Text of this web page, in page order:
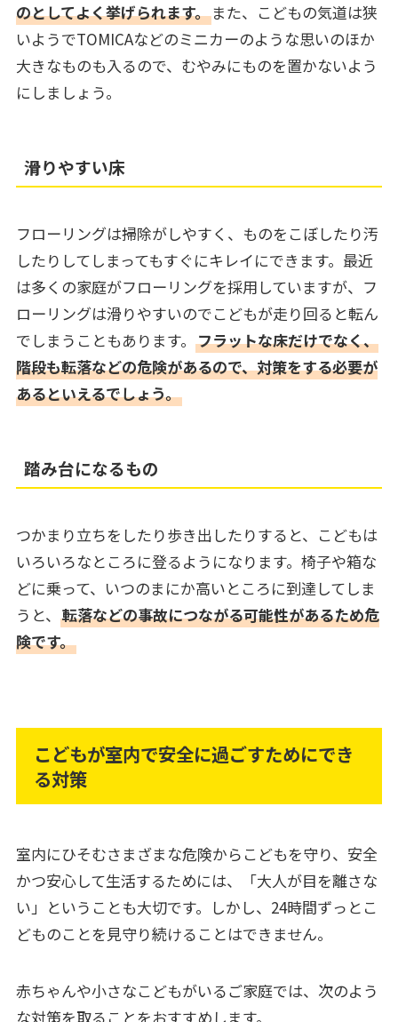
のとしてよく挙げられます。また、こどもの気道は狭
いようでTOMICAなどのミニカーのような思いのほか
大きなものも入るので、むやみにものを置かないよう
にしましょう。
滑りやすい床
フローリングは掃除がしやすく、ものをこぼしたり汚
したりしてしまってもすぐにキレイにできます。最近
は多くの家庭がフローリングを採用していますが、フ
ローリングは滑りやすいのでこどもが走り回ると転ん
でしまうこともあります。 フラットな床だけでなく、
階段も転落などの危険があるので、対策をする必要が
あるといえるでしょう。
踏み台になるもの
つかまり立ちをしたり歩き出したりすると、こどもは
いろいろなところに登るようになります。椅子や箱な
どに乗って、いつのまにか高いところに到達してしま
うと、 転落などの事故につながる可能性があるため危
険です。
こどもが室内で安全に過ごすためにでき
る対策
室内にひそむさまざまな危険からこどもを守り、安全
かつ安心して生活するためには、「大人が目を離さな
い」ということも大切です。しかし、24時間ずっとこ
どものことを見守り続けることはできません。
赤ちゃんや小さなこどもがいるご家庭では、次のよう
な対策を取ることをおすすめします。